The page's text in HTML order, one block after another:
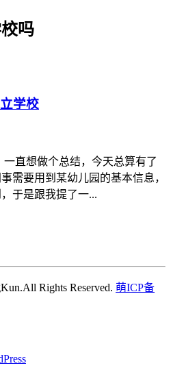
吗
学校
直想做个总结，今天总算有了
需要用到某幼儿园的基本信息，
于是跟我提了一...
Rights Reserved. 萌ICP备